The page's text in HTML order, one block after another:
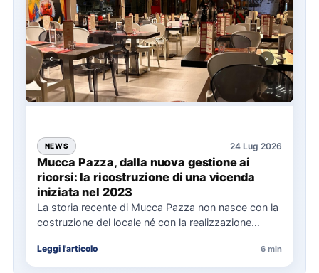
NEWS 24 Lug 2026
Mucca Pazza, dalla nuova gestione ai
ricorsi: la ricostruzione di una vicenda
iniziata nel 2023
La storia recente di Mucca Pazza non nasce con la
costruzione del locale né con la realizzazione
Leggi l'articolo 6 min